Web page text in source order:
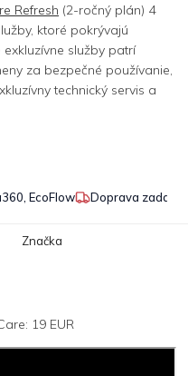
Refresh (2-ročný plán) 4
ktoré pokrývajú
služby patrí
za bezpečné používanie,
technický servis a
EcoFlow Doprava
Značka
19 EUR